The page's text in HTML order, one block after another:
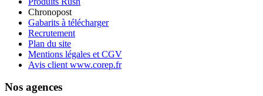
Chronopost
Gabarits à télécharger
Recrutement
Plan du site
Mentions légales et CGV
Avis client www.corep.fr
Nos agences